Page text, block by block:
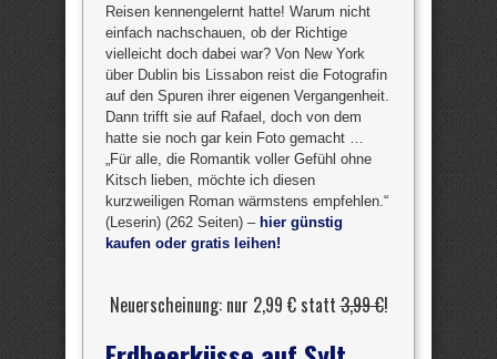
Reisen kennengelernt hatte! Warum nicht
einfach nachschauen, ob der Richtige
vielleicht doch dabei war? Von New York
über Dublin bis Lissabon reist die Fotografin
auf den Spuren ihrer eigenen Vergangenheit.
Dann trifft sie auf Rafael, doch von dem
hatte sie noch gar kein Foto gemacht …
„Für alle, die Romantik voller Gefühl ohne
Kitsch lieben, möchte ich diesen
kurzweiligen Roman wärmstens empfehlen.“
(Leserin) (262 Seiten) – hier günstig
kaufen oder gratis leihen!
Neuerscheinung: nur 2,99 € statt3,99 €!